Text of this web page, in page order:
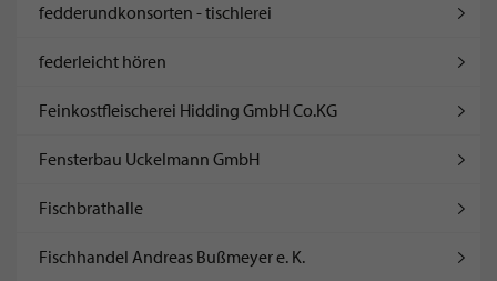
fedderundkonsorten - tischlerei
federleicht hören
Feinkostfleischerei Hidding GmbH Co.KG
Fensterbau Uckelmann GmbH
Fischbrathalle
Fischhandel Andreas Bußmeyer e. K.